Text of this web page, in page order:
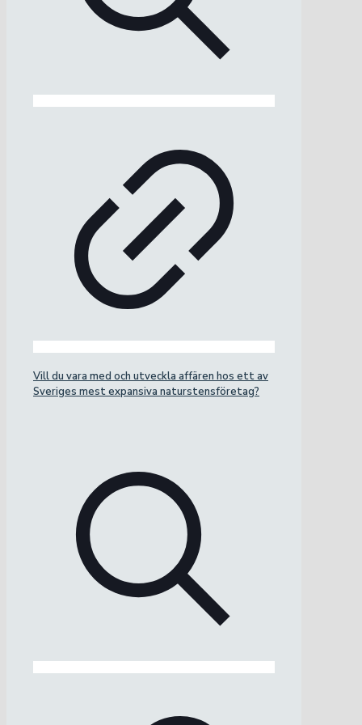
Vill du vara med och utveckla affären hos ett av
Sveriges mest expansiva naturstensföretag?